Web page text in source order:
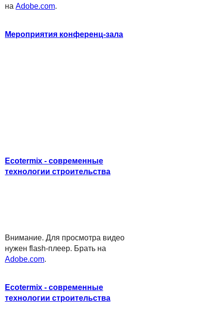
на Adobe.com.
Мероприятия конференц-зала
Ecotermix - современные
технологии строительства
Внимание. Для просмотра видео
нужен flash-плеер. Брать на
Adobe.com.
Ecotermix - современные
технологии строительства